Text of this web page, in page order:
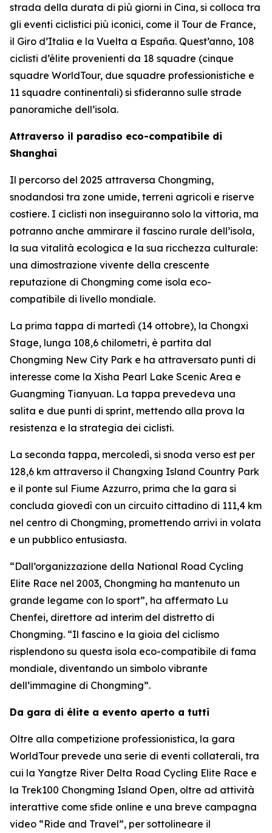
strada della durata di più giorni in Cina, si colloca tra
gli eventi ciclistici più iconici, come il Tour de France,
il Giro d’Italia e la Vuelta a España. Quest’anno, 108
ciclisti d’élite provenienti da 18 squadre (cinque
squadre WorldTour, due squadre professionistiche e
11 squadre continentali) si sfideranno sulle strade
panoramiche dell’isola.
Attraverso il paradiso eco-compatibile di
Shanghai
Il percorso del 2025 attraversa Chongming,
snodandosi tra zone umide, terreni agricoli e riserve
costiere. I ciclisti non inseguiranno solo la vittoria, ma
potranno anche ammirare il fascino rurale dell’isola,
la sua vitalità ecologica e la sua ricchezza culturale:
una dimostrazione vivente della crescente
reputazione di Chongming come isola eco-
compatibile di livello mondiale.
La prima tappa di martedì (14 ottobre), la Chongxi
Stage, lunga 108,6 chilometri, è partita dal
Chongming New City Park e ha attraversato punti di
interesse come la Xisha Pearl Lake Scenic Area e
Guangming Tianyuan. La tappa prevedeva una
salita e due punti di sprint, mettendo alla prova la
resistenza e la strategia dei ciclisti.
La seconda tappa, mercoledì, si snoda verso est per
128,6 km attraverso il Changxing Island Country Park
e il ponte sul Fiume Azzurro, prima che la gara si
concluda giovedì con un circuito cittadino di 111,4 km
nel centro di Chongming, promettendo arrivi in volata
e un pubblico entusiasta.
“Dall’organizzazione della National Road Cycling
Elite Race nel 2003, Chongming ha mantenuto un
grande legame con lo sport”, ha affermato Lu
Chenfei, direttore ad interim del distretto di
Chongming. “Il fascino e la gioia del ciclismo
risplendono su questa isola eco-compatibile di fama
mondiale, diventando un simbolo vibrante
dell’immagine di Chongming”.
Da gara di élite a evento aperto a tutti
Oltre alla competizione professionistica, la gara
WorldTour prevede una serie di eventi collaterali, tra
cui la Yangtze River Delta Road Cycling Elite Race e
la Trek100 Chongming Island Open, oltre ad attività
interattive come sfide online e una breve campagna
video “Ride and Travel”, per sottolineare il